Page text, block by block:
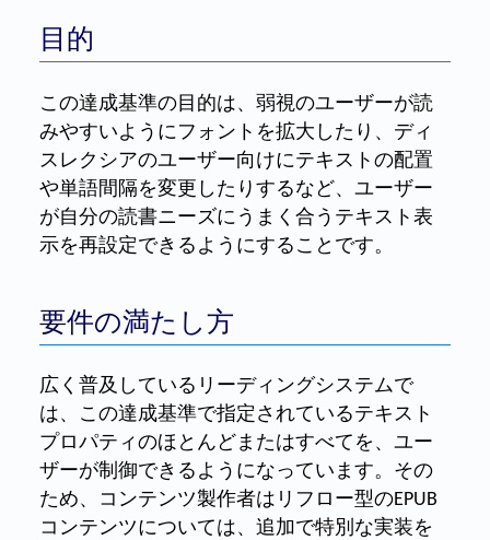
目的
この達成基準の目的は、弱視のユーザーが読
みやすいようにフォントを拡大したり、ディ
スレクシアのユーザー向けにテキストの配置
や単語間隔を変更したりするなど、ユーザー
が自分の読書ニーズにうまく合うテキスト表
示を再設定できるようにすることです。
要件の満たし方
広く普及しているリーディングシステムで
は、この達成基準で指定されているテキスト
プロパティのほとんどまたはすべてを、ユー
ザーが制御できるようになっています。その
ため、コンテンツ製作者はリフロー型のEPUB
コンテンツについては、追加で特別な実装を